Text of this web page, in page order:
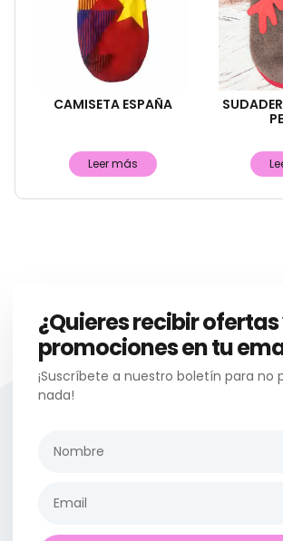
CAMISETA ESPAÑA
Leer más
¿Quieres recibir ofertas
promociones en tu
¡Suscríbete a nuestro boletín para no
nada!